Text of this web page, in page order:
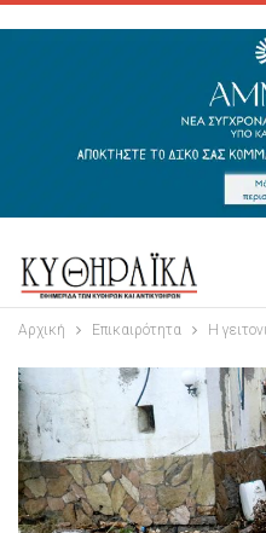
Αρχική Επικαιρότητα Η